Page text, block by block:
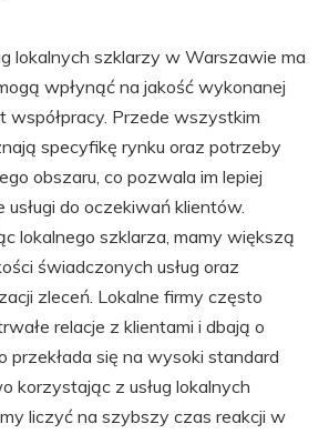
lokalnych szklarzy w Warszawie ma
wpłynąć na jakość wykonanej
współpracy. Przede wszystkim
specyfikę rynku oraz potrzeby
obszaru, co pozwala im lepiej
do oczekiwań klientów.
lokalnego szklarza, mamy większą
świadczonych usług oraz
zleceń. Lokalne firmy często
relacje z klientami i dbają o
przekłada się na wysoki standard
korzystając z usług lokalnych
liczyć na szybszy czas reakcji w